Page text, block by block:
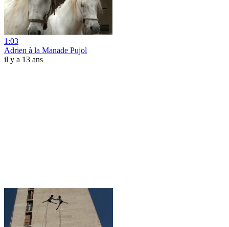
1:03
Adrien à la Manade Pujol
il y a 13 ans